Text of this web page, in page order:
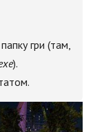
гри (там,
).